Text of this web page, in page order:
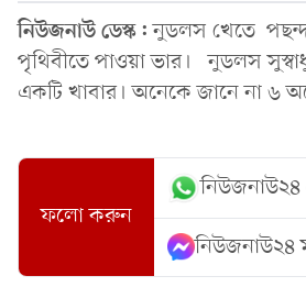
নিউজনাউ ডেস্ক:নুডলস খেতে
পৃথিবীতে পাওয়া ভার। নুডলস
একটি খাবার। অনেকে জানে না ৬
ফলো করুন
নিউজনাউ২৪